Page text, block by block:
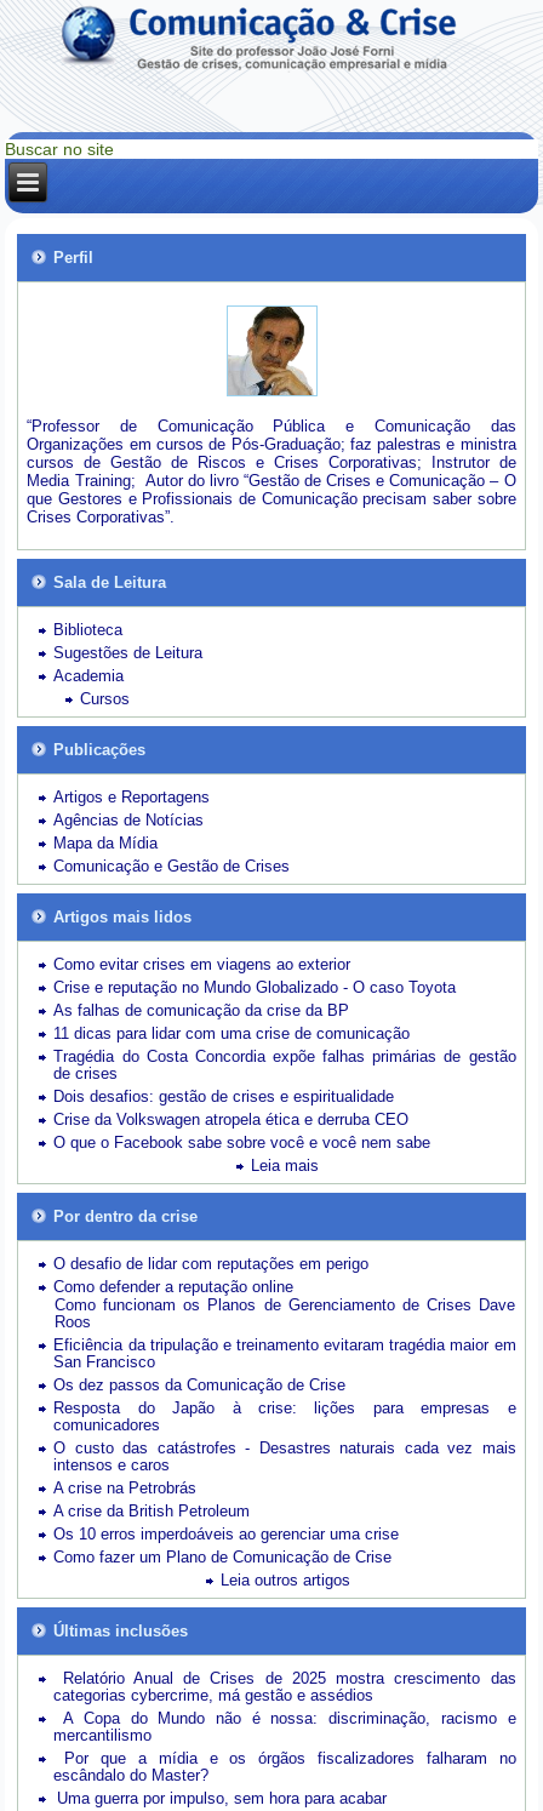
Perfil
“Professor de Comunicação Pública e Comunicação das
Organizações em cursos de Pós-Graduação; faz palestras e ministra
cursos de Gestão de Riscos e Crises Corporativas; Instrutor de
Media Training; Autor do livro “Gestão de Crises e Comunicação – O
que Gestores e Profissionais de Comunicação precisam saber sobre
Crises Corporativas”.
Sala de Leitura
Biblioteca
Sugestões de Leitura
Academia
Cursos
Publicações
Artigos e Reportagens
Agências de Notícias
Mapa da Mídia
Comunicação e Gestão de Crises
Artigos mais lidos
Como evitar crises em viagens ao exterior
Crise e reputação no Mundo Globalizado - O caso Toyota
As falhas de comunicação da crise da BP
11 dicas para lidar com uma crise de comunicação
Tragédia do Costa Concordia expõe falhas primárias de gestão
de crises
Dois desafios: gestão de crises e espiritualidade
Crise da Volkswagen atropela ética e derruba CEO
O que o Facebook sabe sobre você e você nem sabe
Leia mais
Por dentro da crise
O desafio de lidar com reputações em perigo
Como defender a reputação online
Como funcionam os Planos de Gerenciamento de Crises Dave
Roos
Eficiência da tripulação e treinamento evitaram tragédia maior em
San Francisco
Os dez passos da Comunicação de Crise
Resposta do Japão à crise: lições para empresas e
comunicadores
O custo das catástrofes -
Desastres naturais cada vez mais
intensos e caros
A crise na Petrobrás
A crise da British Petroleum
Os 10 erros imperdoáveis ao gerenciar uma crise
Como fazer um Plano de Comunicação de Crise
Leia outros artigos
Últimas inclusões
Relatório Anual de Crises de 2025 mostra crescimento das
categorias cybercrime, má gestão e assédios
A Copa do Mundo não é nossa: discriminação, racismo e
mercantilismo
Por que a mídia e os órgãos fiscalizadores falharam no
escândalo do Master?
Uma guerra por impulso, sem hora para acabar